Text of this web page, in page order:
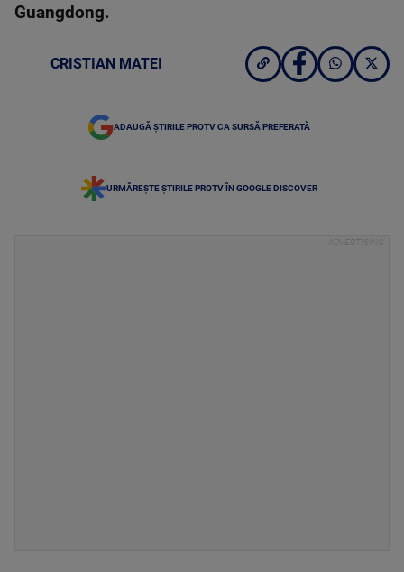
Guangdong.
CRISTIAN MATEI
ADAUGĂ ȘTIRILE PROTV CA SURSĂ PREFERATĂ
URMĂREȘTE ȘTIRILE PROTV ÎN GOOGLE DISCOVER